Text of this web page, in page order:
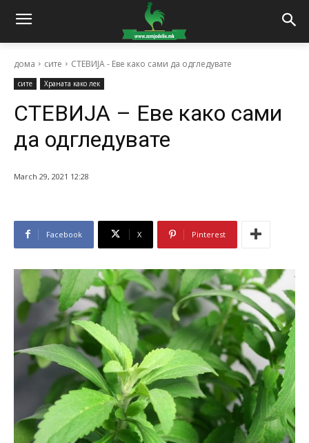
дома сите СТЕВИЈА - Еве како сами да одгледувате
сите Храната како лек
СТЕВИЈА – Еве како сами
да одгледувате
March 29, 2021 12:28
Facebook X Pinterest